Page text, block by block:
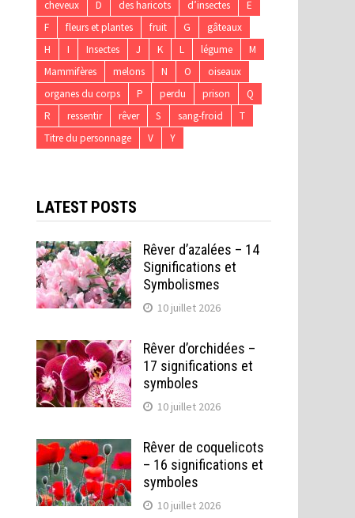
cheveux
D des haricots d’insectes
E
F
fleurs et plantes fruit G
gâteaux
H
I Insectes J K L légume
M
Mammifères
melons N O
oiseaux
organes du corps
P perdu prison
Q
R
ressentir rêver S sang-froid
T
Titre du personnage
V Y
LATEST POSTS
Rêver d’azalées – 14
Significations et
Symbolismes
10 juillet 2026
Rêver d’orchidées –
17 significations et
symboles
10 juillet 2026
Rêver de coquelicots
– 16 significations et
symboles
10 juillet 2026